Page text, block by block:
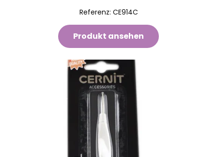
Referenz: CE914C
Produkt ansehen